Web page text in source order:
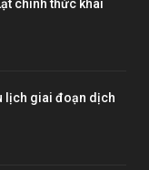
chính thức khai
lịch giai đoạn dịch